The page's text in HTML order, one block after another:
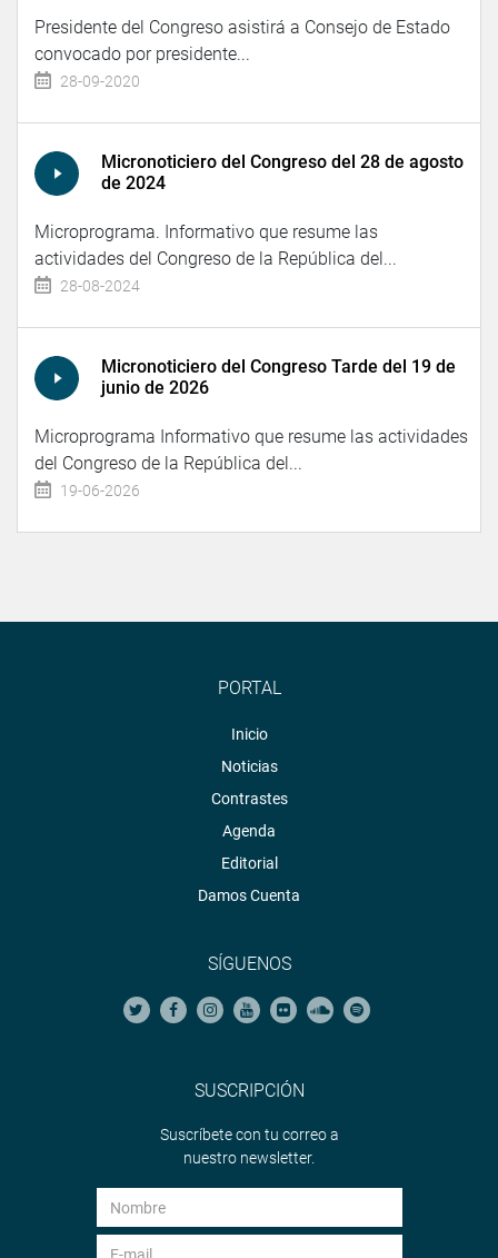
Presidente del Congreso asistirá a Consejo de Estado
convocado por presidente...
28-09-2020
Micronoticiero del Congreso del 28 de agosto
de 2024
Microprograma. Informativo que resume las
actividades del Congreso de la República del...
28-08-2024
Micronoticiero del Congreso Tarde del 19 de
junio de 2026
Microprograma Informativo que resume las actividades
del Congreso de la República del...
19-06-2026
PORTAL
Inicio
Noticias
Contrastes
Agenda
Editorial
Damos Cuenta
SÍGUENOS
SUSCRIPCIÓN
Suscríbete con tu correo a
nuestro newsletter.